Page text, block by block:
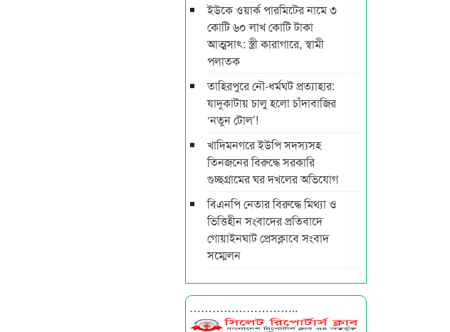
ইউকে ওয়ার্ক পারমিটের নামে ৩
কোটি ৬০ লাখ কোটি টাকা
আত্মসাৎ: স্ত্রী কারাগারে, স্বামী
পলাতক
তাহিরপুরে নৌ-ধর্মঘট প্রত্যাহার:
যাদুকাটায় চালু হলো চাঁদাবাজির
‘নতুন টোল’!
খাদিমনগরে ইউপি সদস্যসহ
তিনজনের বিরুদ্ধে সরকারি
গুচ্ছগ্রামের ঘর দখলের অভিযোগ
বিএনপি নেতার বিরুদ্ধে মিথ্যা ও
ভিত্তিহীন সংবাদের প্রতিবাদে
গোয়াইনঘাট প্রেসক্লাবে সংবাদ
সম্মেলন
………………………..